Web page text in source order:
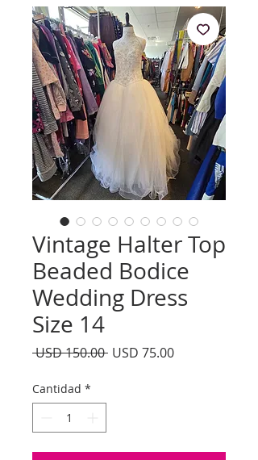
Vintage Halter Top
Beaded Bodice
Wedding Dress
Size 14
USD 150.00 Precio
USD 75.00Precio
Cantidad *